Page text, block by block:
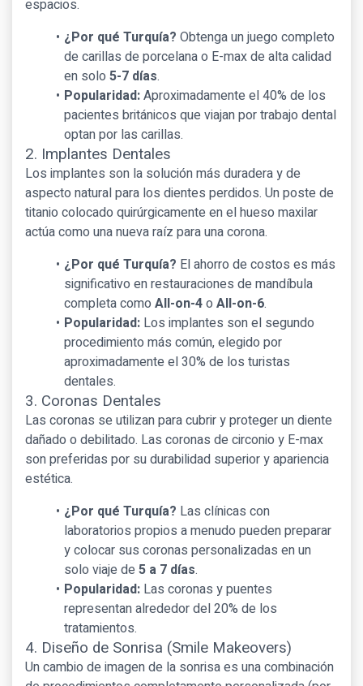
espacios.
¿Por qué Turquía? Obtenga un juego completo
de carillas de porcelana o E-max de alta calidad
en solo 5-7 días.
Popularidad:Aproximadamente el 40% de los
pacientes británicos que viajan por trabajo dental
optan por las carillas.
2. Implantes Dentales
Los implantes son la solución más duradera y de
aspecto natural para los dientes perdidos. Un poste de
titanio colocado quirúrgicamente en el hueso maxilar
actúa como una nueva raíz para una corona.
¿Por qué Turquía? El ahorro de costos es más
significativo en restauraciones de mandíbula
completa como All-on-4o All-on-6.
Popularidad:Los implantes son el segundo
procedimiento más común, elegido por
aproximadamente el 30% de los turistas
dentales.
3. Coronas Dentales
Las coronas se utilizan para cubrir y proteger un diente
dañado o debilitado. Las coronas de circonio y E-max
son preferidas por su durabilidad superior y apariencia
estética.
¿Por qué Turquía? Las clínicas con
laboratorios propios a menudo pueden preparar
y colocar sus coronas personalizadas en un
solo viaje de5 a 7 días.
Popularidad:Las coronas y puentes
representan alrededor del 20% de los
tratamientos.
4. Diseño de Sonrisa (Smile Makeovers)
Un cambio de imagen de la sonrisa es una combinación